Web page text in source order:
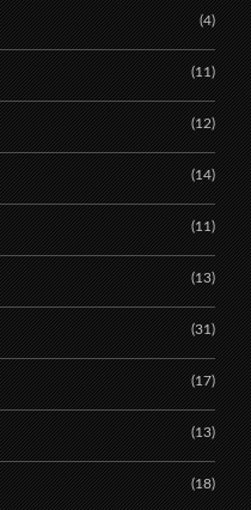
(4)
(11)
(12)
(14)
(11)
(13)
(31)
(17)
(13)
(18)